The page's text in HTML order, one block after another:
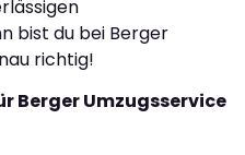
bist du bei Berger
richtig!
Berger Umzugsservice